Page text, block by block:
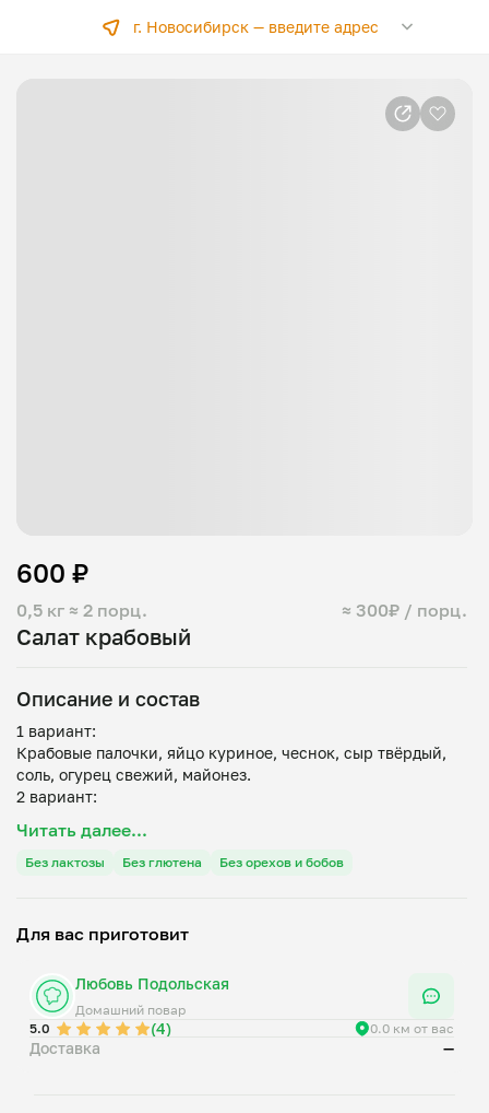
г. Новосибирск —введите адрес
Салат крабовый
0,5 кг ≈ 2 порц. ≈ 300₽ / порц.
600 ₽
Описание и состав
1 вариант:
Крабовые палочки, яйцо куриное, чеснок, сыр твёрдый,
соль, огурец свежий, майонез.
2 вариант:
Читать далее...
Без лактозы Без глютена Без орехов и бобов
Для вас приготовит
Любовь Подольская
Домашний повар
5.0
(4) 0.0 км от вас
Доставка —